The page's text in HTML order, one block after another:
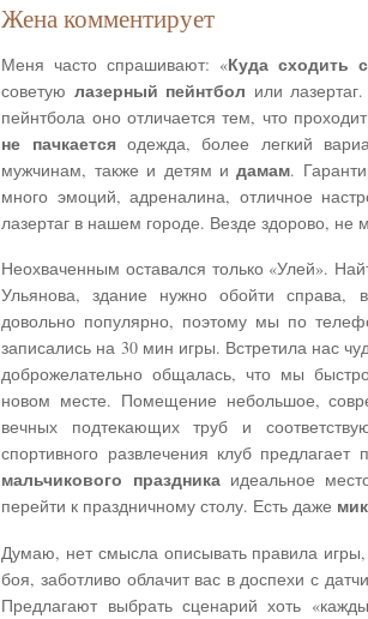
Жена комментирует
Меня часто спрашивают: «Куда сходить
советую лазерный пейнтбол или
пейнтбола оно отличается тем, что
не пачкаетсяодежда, более легкий
мужчинам, также и детям идамам.
много эмоций, адреналина, отличное
лазертаг в нашем городе. Везде здорово,
Неохваченным оставался только «Улей».
Ульянова, здание нужно обойти справа,
довольно популярно, поэтому мы по
записались на 30 мин игры. Встретила нас
доброжелательно общалась, что мы
новом месте. Помещение небольшое,
вечных подтекающих труб и
спортивного развлечения клуб
мальчикового праздникаидеальное
перейти к праздничному столу. Есть даже
Думаю, нет смысла описывать правила
боя, заботливо облачит вас в доспехи с
Предлагают выбрать сценарий хоть